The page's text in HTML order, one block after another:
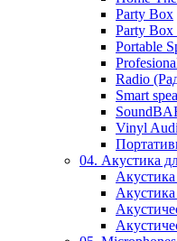
Party Box
Party Box
Portable
Radio
Smart
Vinyl
04. Акустика